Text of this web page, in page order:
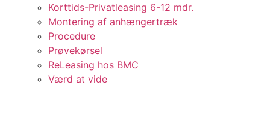
Korttids-Privatleasing 6-12 mdr.
Montering af anhængertræk
Procedure
Prøvekørsel
ReLeasing hos BMC
Værd at vide